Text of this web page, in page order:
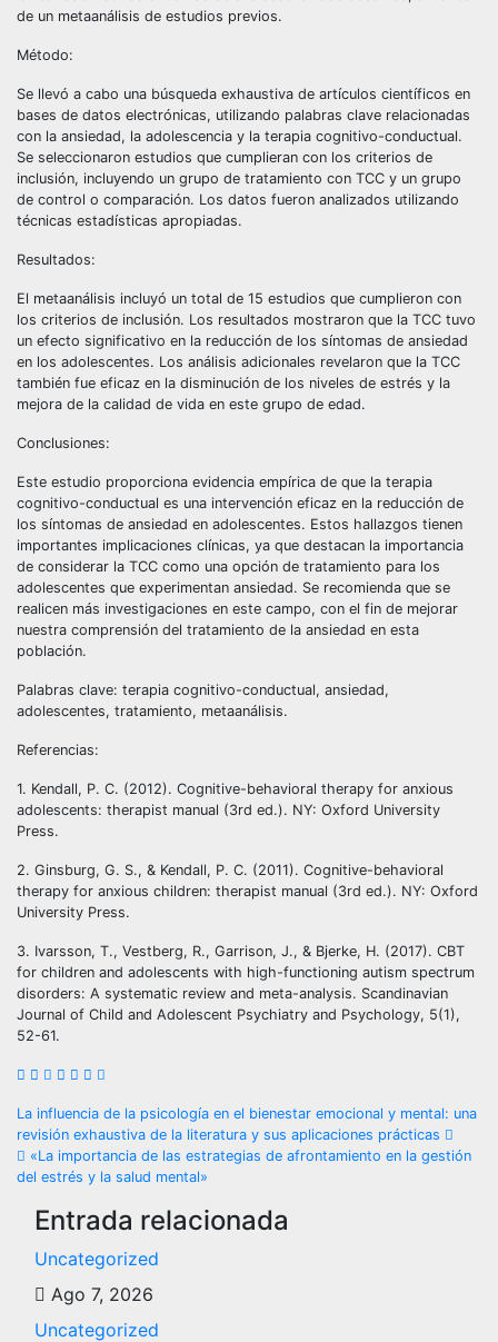
de un metaanálisis de estudios previos.
Método:
Se llevó a cabo una búsqueda exhaustiva de artículos científicos en
bases de datos electrónicas, utilizando palabras clave relacionadas
con la ansiedad, la adolescencia y la terapia cognitivo-conductual.
Se seleccionaron estudios que cumplieran con los criterios de
inclusión, incluyendo un grupo de tratamiento con TCC y un grupo
de control o comparación. Los datos fueron analizados utilizando
técnicas estadísticas apropiadas.
Resultados:
El metaanálisis incluyó un total de 15 estudios que cumplieron con
los criterios de inclusión. Los resultados mostraron que la TCC tuvo
un efecto significativo en la reducción de los síntomas de ansiedad
en los adolescentes. Los análisis adicionales revelaron que la TCC
también fue eficaz en la disminución de los niveles de estrés y la
mejora de la calidad de vida en este grupo de edad.
Conclusiones:
Este estudio proporciona evidencia empírica de que la terapia
cognitivo-conductual es una intervención eficaz en la reducción de
los síntomas de ansiedad en adolescentes. Estos hallazgos tienen
importantes implicaciones clínicas, ya que destacan la importancia
de considerar la TCC como una opción de tratamiento para los
adolescentes que experimentan ansiedad. Se recomienda que se
realicen más investigaciones en este campo, con el fin de mejorar
nuestra comprensión del tratamiento de la ansiedad en esta
población.
Palabras clave: terapia cognitivo-conductual, ansiedad,
adolescentes, tratamiento, metaanálisis.
Referencias:
1. Kendall, P. C. (2012). Cognitive-behavioral therapy for anxious
adolescents: therapist manual (3rd ed.). NY: Oxford University
Press.
2. Ginsburg, G. S., & Kendall, P. C. (2011). Cognitive-behavioral
therapy for anxious children: therapist manual (3rd ed.). NY: Oxford
University Press.
3. Ivarsson, T., Vestberg, R., Garrison, J., & Bjerke, H. (2017). CBT
for children and adolescents with high-functioning autism spectrum
disorders: A systematic review and meta-analysis. Scandinavian
Journal of Child and Adolescent Psychiatry and Psychology, 5(1),
52-61.
Navegación
de
entradas
La influencia de la psicología en el bienestar emocional y mental: una
revisión exhaustiva de la literatura y sus aplicaciones prácticas
«La importancia de las estrategias de afrontamiento en la gestión
del estrés y la salud mental»
Entrada relacionada
Uncategorized
Ago 7, 2026
Uncategorized